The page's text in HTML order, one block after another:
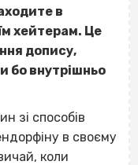
в
хейтерам. Це
допису,
бо внутрішньо
зі способів
в своєму
коли